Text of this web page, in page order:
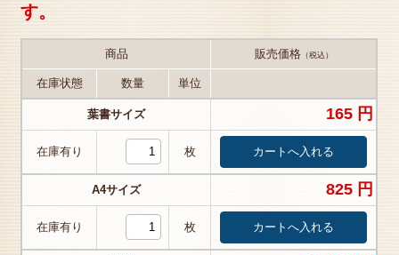
す。
商品 販売価格（税込）
在庫状態 数量 単位
葉書サイズ 165 円
在庫有り 枚
A4サイズ 825 円
在庫有り 枚